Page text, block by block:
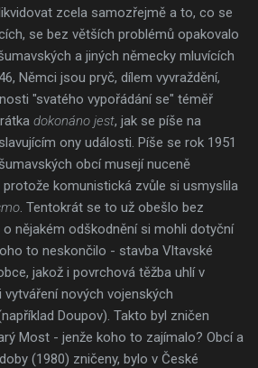
zcela samozřejmě a to, co se
se bez větších problémů opakovalo
a jiných německy mluvících
Němci jsou pryč, dílem vyvraždění,
"svatého vypořádání se" téměř
dokonáno jest, jak se píše na
ony události. Píše se rok 1951
obcí musejí nuceně
komunistická zvůle si usmyslila
. Tentokrát se to už obešlo bez
nějakém odškodnění si mohli dotyční
to neskončilo - stavba Vltavské
jakož i povrchová těžba uhlí v
nových vojenských
Doupov). Takto byl zničen
Most - jenže koho to zajímalo? Obcí a
(1980) zničeny, bylo v České